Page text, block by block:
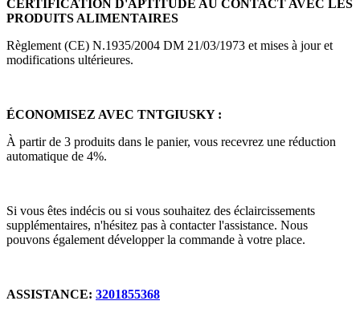
CERTIFICATION D'APTITUDE AU CONTACT AVEC LES
PRODUITS ALIMENTAIRES
Règlement (CE) N.1935/2004 DM 21/03/1973 et mises à jour et
modifications ultérieures.
ÉCONOMISEZ AVEC TNTGIUSKY :
À partir de 3 produits dans le panier, vous recevrez une réduction
automatique de 4%.
Si vous êtes indécis ou si vous souhaitez des éclaircissements
supplémentaires, n'hésitez pas à contacter l'assistance. Nous
pouvons également développer la commande à votre place.
ASSISTANCE: 3201855368